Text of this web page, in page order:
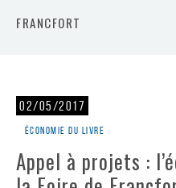
FRANCFORT
02/05/2017
Économie du livre
Appel à projets :